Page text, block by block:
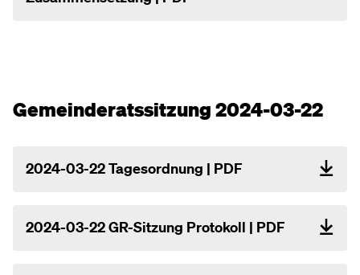
Gemeinderatssitzung 2024-03-22
2024-03-22 Tagesordnung | PDF
2024-03-22 GR-Sitzung Protokoll | PDF